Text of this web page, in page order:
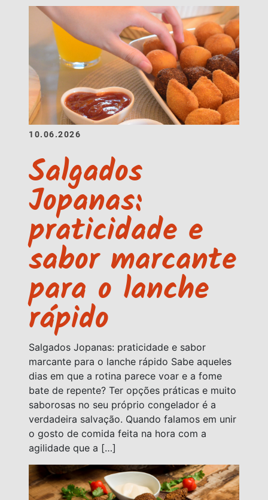
10.06.2026
Salgados
Jopanas:
praticidade e
sabor marcante
para o lanche
rápido
Salgados Jopanas: praticidade e sabor
marcante para o lanche rápido Sabe aqueles
dias em que a rotina parece voar e a fome
bate de repente? Ter opções práticas e muito
saborosas no seu próprio congelador é a
verdadeira salvação. Quando falamos em unir
o gosto de comida feita na hora com a
agilidade que a […]